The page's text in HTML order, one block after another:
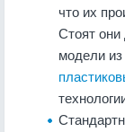
что их
Стоят
модели